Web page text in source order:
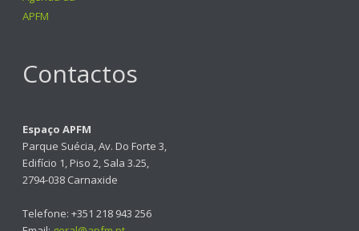
Contactos
Espaço APFM
Parque Suécia, Av. Do Forte 3,
Edifício 1, Piso 2, Sala 3.25,
2794-038 Carnaxide
Telefone: +351 218 943 256